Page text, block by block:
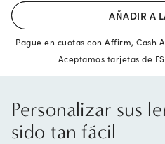
AÑADIR A
Pague en cuotas con Affirm, Cash
Aceptamos tarjetas de
Personalizar sus
sido tan fácil